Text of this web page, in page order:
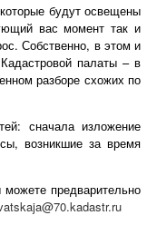
будут освещены
вас момент так и
Собственно, в этом и
палаты – в
разборе схожих по
сначала изложение
возникшие за время
предварительно